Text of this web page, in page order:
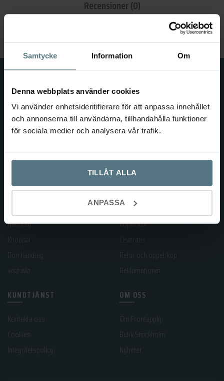
Samtycke Information Om
Denna webbplats använder cookies
Vi använder enhetsidentifierare för att anpassa innehållet
och annonserna till användarna, tillhandahålla funktioner
för sociala medier och analysera vår trafik.
TILLÅT ALLA
ANPASSA
Recensioner (0)
Handtag
HANDLA HOS OSS
Köpvillkor
Reklamationer
KUNDTJÄNST
Kontakta oss
Integritetspolicy
OM OSS
Om Frontapply
Butik Stockholm
Nyheter